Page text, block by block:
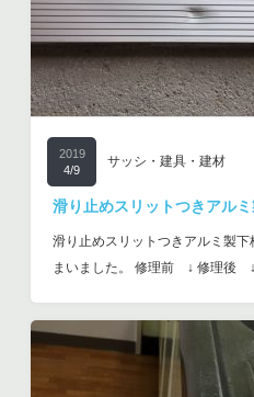
2019
4/9
サッシ・建具・建材
滑り止めスリットつきアル
滑り止めスリットつきアルミ製下
まいました。 修理前 ↓ 修理後